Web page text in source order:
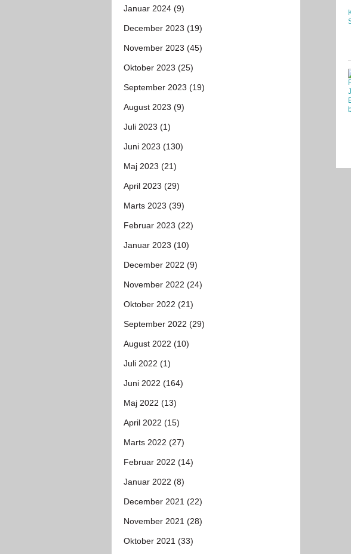
Januar 2024 (9)
December 2023 (19)
November 2023 (45)
Oktober 2023 (25)
September 2023 (19)
August 2023 (9)
Juli 2023 (1)
Juni 2023 (130)
Maj 2023 (21)
April 2023 (29)
Marts 2023 (39)
Februar 2023 (22)
Januar 2023 (10)
December 2022 (9)
November 2022 (24)
Oktober 2022 (21)
September 2022 (29)
August 2022 (10)
Juli 2022 (1)
Juni 2022 (164)
Maj 2022 (13)
April 2022 (15)
Marts 2022 (27)
Februar 2022 (14)
Januar 2022 (8)
December 2021 (22)
November 2021 (28)
Oktober 2021 (33)